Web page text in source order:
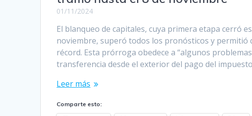
01/11/2024
El blanqueo de capitales, cuya primera etapa cerró
noviembre, superó todos los pronósticos y permitió
récord. Esta prórroga obedece a “algunos
transferencia desde el exterior del pago del
Leer más
Comparte esto: